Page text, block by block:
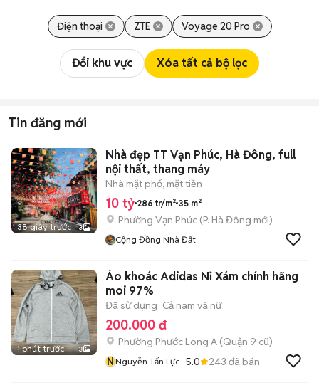
Điện thoại ZTE Voyage 20 Pro
Đổi khu vực Xóa tất cả bộ lọc
Tin đăng mới
38 giây trước 3
Nhà đẹp TT Vạn Phúc, Hà Đông, full
nội thất, thang máy
Nhà mặt phố, mặt tiền
10 tỷ 286 tr/m² 35 m²
Phường Vạn Phúc (P. Hà Đông mới)
Cộng Đồng Nhà Đất
1 phút trước 3
Áo khoác Adidas Nỉ Xám chính hãng
moi 97%
Đã sử dụng Cả nam và nữ
200.000 đ
Phường Phước Long A (Quận 9 cũ)
NNguyễn Tấn Lực 5.0 243 đã bán